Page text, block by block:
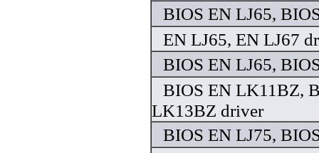
BIOS EN LJ65,
EN LJ65, EN LJ67
BIOS EN LJ65,
BIOS EN LK11BZ,
LK13BZ driver
BIOS EN LJ75,